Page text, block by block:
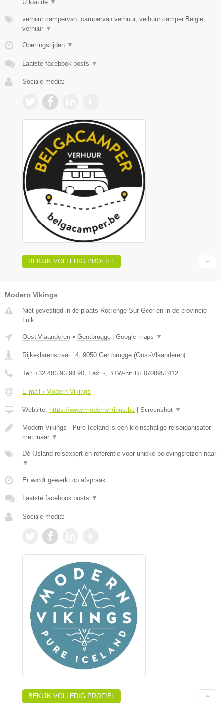
U kan de ▼
verhuur campervan, campervan verhuur, verhuur camper België,
verhuur ▼
Openingstijden ▼
Laatste facebook posts ▼
Sociale media:
BEKIJK VOLLEDIG PROFIEL
Modern Vikings
Niet gevestigd in de plaats Roclenge Sur Geer en in de provincie
Luik.
Oost-Vlaanderen » Gentbrugge Google maps ▼
Rijkeklarenstraat 14, 9050 Gentbrugge (Oost-Vlaanderen)
Tel: +32 486 96 98 90, Fax: -, BTW-nr: BE0708952412
E-mail › Modern Vikings
Website: https://www.modernvikings.be Screenshot ▼
Modern Vikings - Pure Iceland is een kleinschalige reisorganisator
met maar ▼
Dé IJsland reisexpert en referentie voor unieke belevingsreizen naar
▼
Er wordt gewerkt op afspraak.
Laatste facebook posts ▼
Sociale media:
BEKIJK VOLLEDIG PROFIEL